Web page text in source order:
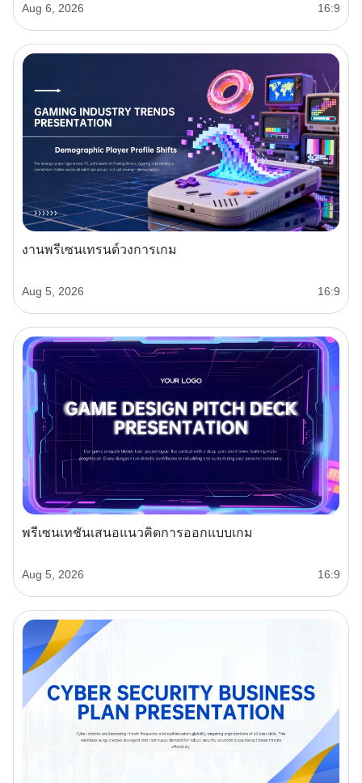
Aug 6, 2026 16:9
งานพรีเซนเทรนด์วงการเกม
Aug 5, 2026 16:9
พรีเซนเทชันเสนอแนวคิดการออกแบบเกม
Aug 5, 2026 16:9